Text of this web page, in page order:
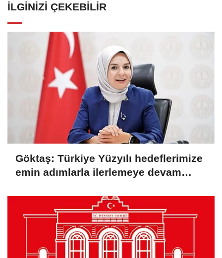
İLGINIZI ÇEKEBILIR
Göktaş: Türkiye Yüzyılı hedeflerimize
emin adımlarla ilerlemeye devam